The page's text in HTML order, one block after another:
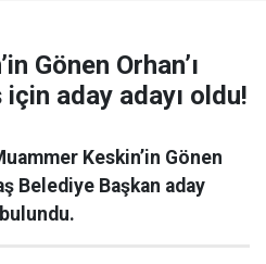
Gönen Orhan’ı
aday adayı oldu!
Keskin’in Gönen
Belediye Başkan aday